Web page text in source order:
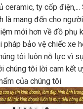
ceramic, ty cốp điện,...
là mang đến cho
mới hơn về đồ phụ
pháp bảo vệ chiếc xe
tôi luôn nỗ lực vì
chúng tôi lời cam kết
của chúng tôi